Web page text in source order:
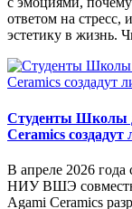
ответом на
эстетику в жизнь.
Студенты Школы
Ceramics
В апреле 2026 года
НИУ ВШЭ
Agami Ceramics